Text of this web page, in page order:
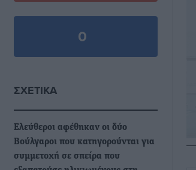
0
ΣΧΕΤΙΚΆ
Ελεύθεροι αφέθηκαν οι δύο
Βούλγαροι που κατηγορούνται για
συμμετοχή σε σπείρα που